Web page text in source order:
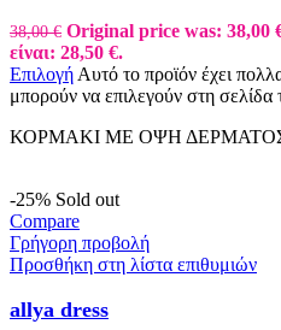
38,00€ Original price was: 38,00
είναι: 28,50 €.
Επιλογή Αυτό το προϊόν έχει
μπορούν να επιλεγούν στη σελίδα
ΚΟΡΜΑΚΙ ΜΕ ΟΨΗ
-25% Sold out
Compare
Γρήγορη προβολή
Προσθήκη στη λίστα επιθυμιών
allya dress